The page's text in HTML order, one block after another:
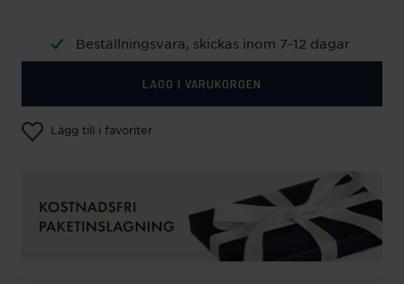
Beställningsvara, skickas inom 7-12 dagar
LÄGG I VARUKORGEN
Lägg till i favoriter